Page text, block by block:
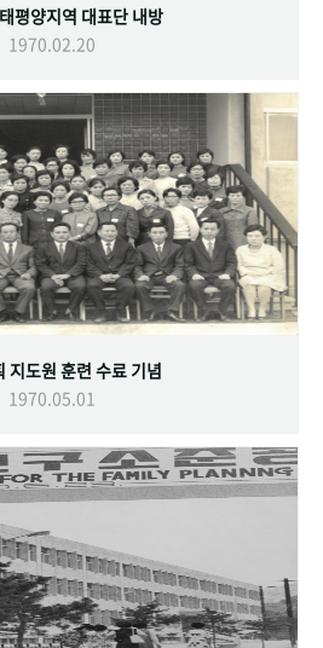
평양지역 대표단 내방
1970.02.20
지도원 훈련 수료 기념
1970.05.01